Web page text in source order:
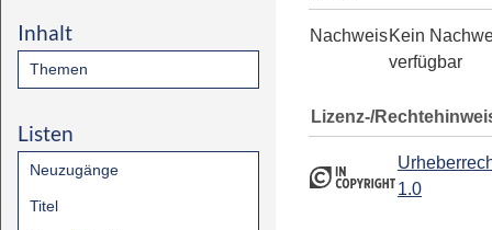
Inhalt
Themen
Listen
Neuzugänge
Titel
NachweisKein
verfügbar
Lizenz-/
1.0